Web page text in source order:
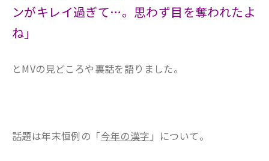
ンがキレイ過ぎて…。思わず目を奪われたよ
ね」
とMVの見どころや裏話を語りました。
話題は年末恒例の「今年の漢字 」について。